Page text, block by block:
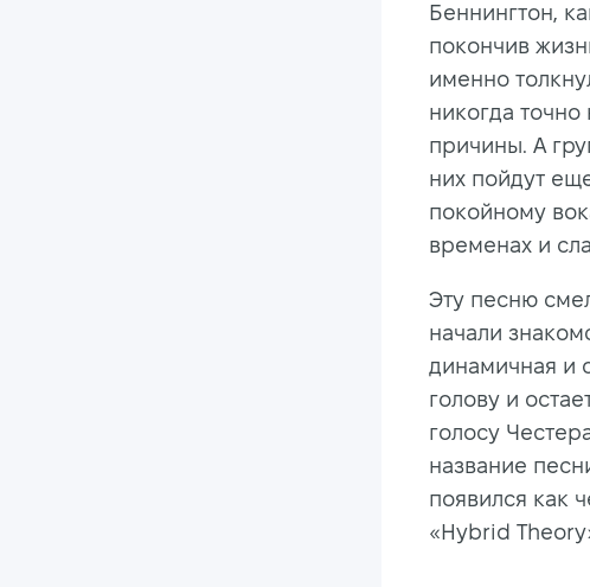
Беннингтон,
покончив
именно
никогда точно
причины. А
них пойдут
покойному
временах и
Эту песню
начали
динамичная и
голову и
голосу
название
появился как
«Hybrid